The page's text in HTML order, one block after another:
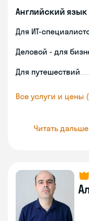
Английский язык
Для ИТ-
Деловой - для
Для путешествий
Все услуги и цены
Читать дальше